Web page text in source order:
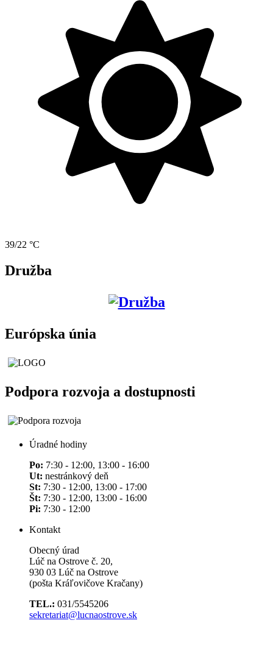
39/22 °C
Družba
Európska únia
Podpora rozvoja a dostupnosti
Úradné hodiny
Po: 7:30 - 12:00, 13:00 - 16:00
Ut: nestránkový deň
St: 7:30 - 12:00, 13:00 - 17:00
Št: 7:30 - 12:00, 13:00 - 16:00
Pi: 7:30 - 12:00
Kontakt
Obecný úrad
Lúč na Ostrove č. 20,
930 03 Lúč na Ostrove
(pošta Kráľovičove Kračany)
TEL.: 031/5545206
sekretariat@lucnaostrove.sk